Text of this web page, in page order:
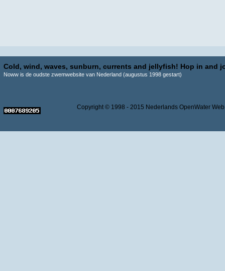
Cold, wind, waves, sunburn, currents and jellyfish! Hop in and
Noww is de oudste zwemwebsite van Nederland (augustus 1998 gestart)
Copyright © 1998 - 2015 Nederlands OpenWater